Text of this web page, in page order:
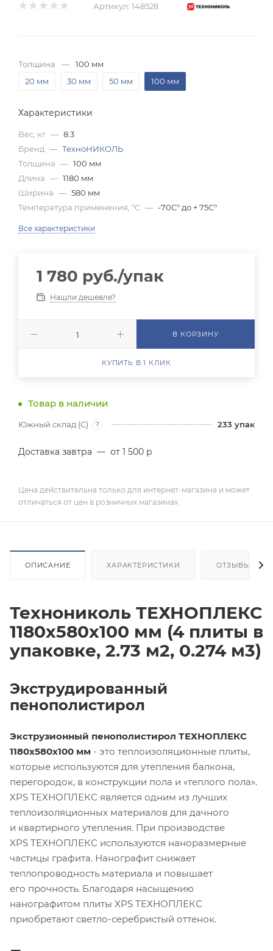
Артикул: 148528
Толщина —
100 мм
20 мм
30 мм 50 мм 100 мм
Характеристики
Вес, кг — 8.3
Бренд — ТехноНИКОЛЬ
Толщина — 100 мм
Длина — 1180 мм
Ширина — 580 мм
Температура применения, °C — -70С° до + 75С°
Все характеристики
1 780 руб./упак
Нашли дешевле?
В КОРЗИНУ
КУПИТЬ В 1 КЛИК
Товар в наличии
Южный склад (С) ? 233 упак
Доставка завтра — от 1 500 р
Цена действительна только для интернет-магазина и может
отличаться от цен в розничных магазинах
ОПИСАНИЕ ХАРАКТЕРИСТИКИ ОТЗЫВЫ
Технониколь ТЕХНОПЛЕКС
1180х580х100 мм (4 плиты в
упаковке, 2.73 м2, 0.274 м3)
Экструдированный
пенополистирол
Экструзионный пенополистирол ТЕХНОПЛЕКС
1180х580х100 мм - это теплоизоляционные плиты,
которые используются для утепления балкона,
перегородок, в конструкции пола и «теплого пола».
XPS ТЕХНОПЛЕКС является одним из лучших
теплоизоляционных материалов для дачного
и квартирного утепления. При производстве
XPS ТЕХНОПЛЕКС используются наноразмерные
частицы графита. Нанографит снижает
теплопроводность материала и повышает
его прочность. Благодаря насыщению
нанографитом плиты XPS ТЕХНОПЛЕКС
приобретают светло-серебристый оттенок.